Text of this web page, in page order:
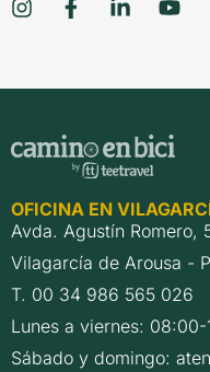
OFICINA EN
Avda. Agustín Romero,
Vilagarcía de Arousa -
T. 00 34 986 565 026
Lunes a viernes: 08:00-
Sábado y domingo: